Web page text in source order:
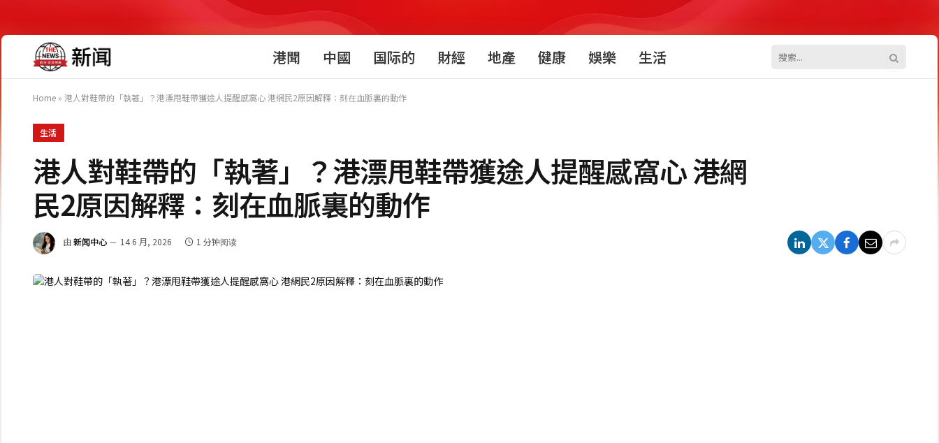
港聞 中國 国际的 財經 地產 健康 娛樂 生活
Home » 港人對鞋帶的「執著」？港漂甩鞋帶獲途人提醒感窩心 港網民2原因解釋：刻在血脈裏的動作
生活
港人對鞋帶的「執著」？港漂甩鞋帶獲途人提醒感窩心 港網
民2原因解釋：刻在血脈裏的動作
由 新闻中心 14 6 月, 2026 1 分钟阅读